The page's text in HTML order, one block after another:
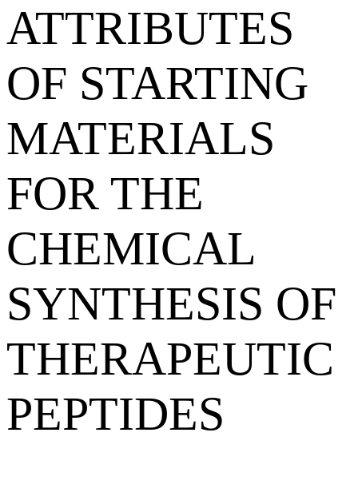
ATTRIBUTES
OF STARTING
MATERIALS
FOR THE
CHEMICAL
SYNTHESIS OF
THERAPEUTIC
PEPTIDES